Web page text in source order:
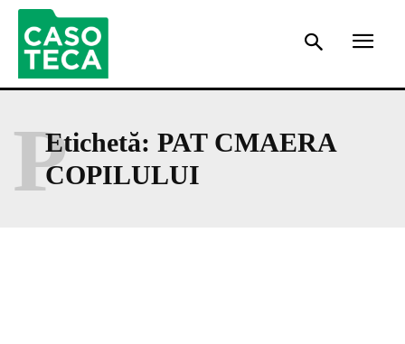
Etichetă: PAT CMAERA
COPILULUI
P